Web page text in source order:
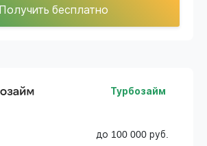
Получить бесплатно
Турбозайм
до 100 000 руб.